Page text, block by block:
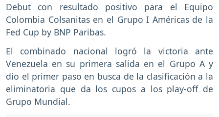
Debut con resultado positivo para el Equipo
Colombia Colsanitas en el Grupo I Américas de la
Fed Cup by BNP Paribas.
El combinado nacional logró la victoria ante
Venezuela en su primera salida en el Grupo A y
dio el primer paso en busca de la clasificación a la
eliminatoria que da los cupos a los play-off de
Grupo Mundial.